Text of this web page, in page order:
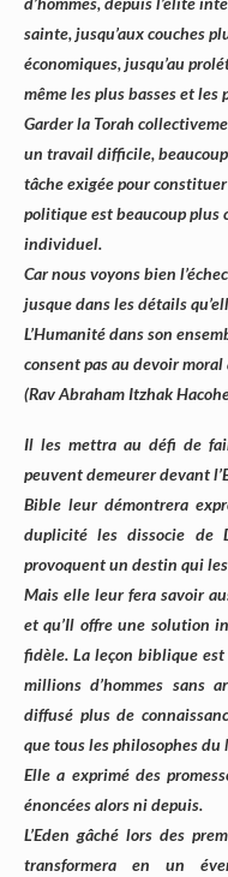
sainte, jusqu’aux couches
économiques, jusqu’au
même les plus basses et
Garder la Torah
un travail difficile,
tâche exigée pour
politique est beaucoup plus
individuel.
Car nous voyons bien
jusque dans les détails
L’Humanité dans son
consent pas au devoir
(Rav Abraham Itzhak
Il les mettra au défi de
peuvent demeurer devant
Bible leur démontrera
duplicité les dissocie de
provoquent un destin qui
Mais elle leur fera savoir
et qu’Il offre une solution
fidèle. La leçon biblique
millions d’hommes sans
diffusé plus de
que tous les philosophes du
Elle a exprimé des
énoncées alors ni depuis.
L’Eden gâché lors des
transformera en un